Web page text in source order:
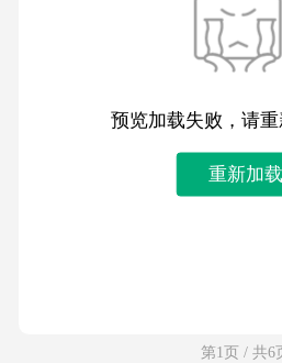
预览加载失败，请
重新加载
第1页 / 共6